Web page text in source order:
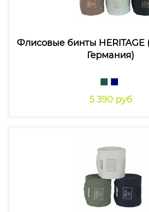
Флисовые бинты HERITAGE
Германия)
5 390 руб